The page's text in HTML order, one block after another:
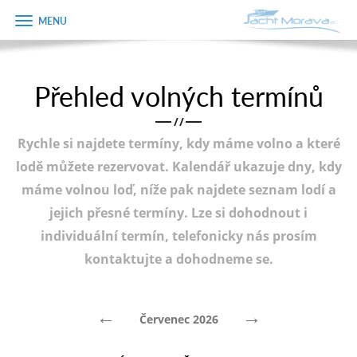
Úvodní strana
Plán plavby
Tipy na výlet
Fotogalerie
Zobrazit
menu
Přehled volných termínů
/ /
Rychle si najdete termíny, kdy máme volno a které
lodě můžete rezervovat. Kalendář ukazuje dny, kdy
máme volnou loď, níže pak najdete seznam lodí a
jejich přesné termíny. Lze si dohodnout i
individuální termín, telefonicky nás prosím
kontaktujte a dohodneme se.
← Červenec 2026 →
Objednávka
dárkového
Jméno
Telefon
E-mail